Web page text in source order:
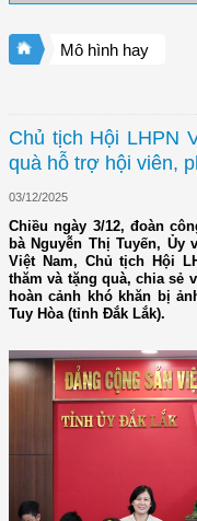
Mô hình hay
Chủ tịch Hội LHPN
quà hỗ trợ hội viên,
03/12/2025
Chiều ngày 3/12, đoàn
bà Nguyễn Thị Tuyến, Ủy
Việt Nam, Chủ tịch Hội
thăm và tặng quà, chia sẻ
hoàn cảnh khó khăn bị
Tuy Hòa (tỉnh Đắk Lắk).